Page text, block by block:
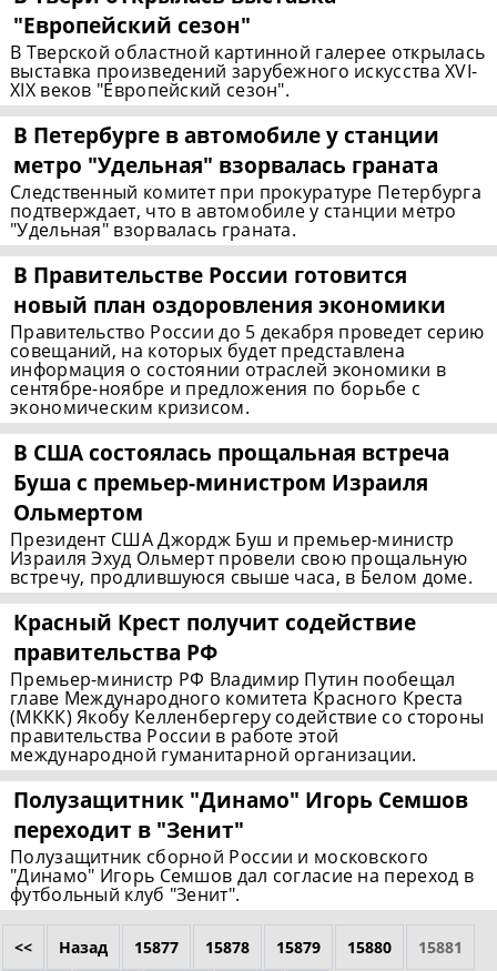
"Европейский сезон"
В Тверской областной картинной галерее открылась
выставка произведений зарубежного искусства XVI-
XIX веков "Европейский сезон".
В Петербурге в автомобиле у станции
метро "Удельная" взорвалась граната
Следственный комитет при прокуратуре Петербурга
подтверждает, что в автомобиле у станции метро
"Удельная" взорвалась граната.
В Правительстве России готовится
новый план оздоровления экономики
Правительство России до 5 декабря проведет серию
совещаний, на которых будет представлена
информация о состоянии отраслей экономики в
сентябре-ноябре и предложения по борьбе с
экономическим кризисом.
В США состоялась прощальная встреча
Буша с премьер-министром Израиля
Ольмертом
Президент США Джордж Буш и премьер-министр
Израиля Эхуд Ольмерт провели свою прощальную
встречу, продлившуюся свыше часа, в Белом доме.
Красный Крест получит содействие
правительства РФ
Премьер-министр РФ Владимир Путин пообещал
главе Международного комитета Красного Креста
(МККК) Якобу Келленбергеру содействие со стороны
правительства России в работе этой
международной гуманитарной организации.
Полузащитник "Динамо" Игорь Семшов
переходит в "Зенит"
Полузащитник сборной России и московского
"Динамо" Игорь Семшов дал согласие на переход в
футбольный клуб "Зенит".
<< Назад 15877 15878 15879 15880 15881